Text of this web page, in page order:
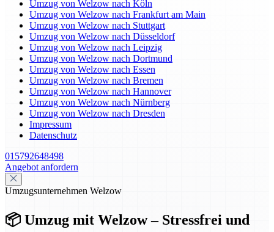
Umzug von Welzow nach Köln
Umzug von Welzow nach Frankfurt am Main
Umzug von Welzow nach Stuttgart
Umzug von Welzow nach Düsseldorf
Umzug von Welzow nach Leipzig
Umzug von Welzow nach Dortmund
Umzug von Welzow nach Essen
Umzug von Welzow nach Bremen
Umzug von Welzow nach Hannover
Umzug von Welzow nach Nürnberg
Umzug von Welzow nach Dresden
Impressum
Datenschutz
015792648498
Angebot anfordern
Umzugsunternehmen Welzow
📦 Umzug mit Welzow – Stressfrei und